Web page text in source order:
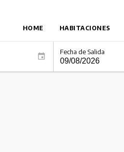
HOME HABITACIONES
Fecha de Salida